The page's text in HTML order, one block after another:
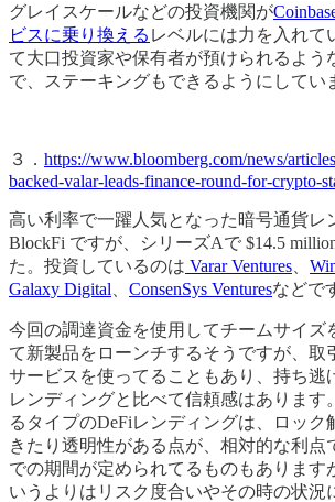
グレイスケールなどの投資機関が
ビスに乗り換える レベルには力を入れて
て大口投資家や保有者が預けられるよう
で、ステーキングもできるようにしてい
３． https://www.bloomberg.com/news/
backed-valar-leads-finance-round-for-crypto-
高い利率で一躍人気となった暗号通貨レ
BlockFi ですが、シリーズAで $14.5
た。投資しているのは Varar Ventures
Galaxy Digital
ConsenSys Venturesなどで
今回の調達資金を使用してチームサイズ
て新製品をローンチするそうですが、取
サービスを使ってることもあり、持ち逃
レンディングと比べて信頼感はあります
るタイプのDeFiレンディングは、ロック
きたり透明性がある点が、相対的な利点
での期間が定められてるものもあります
いうよりはリスク度合いやその時の状況